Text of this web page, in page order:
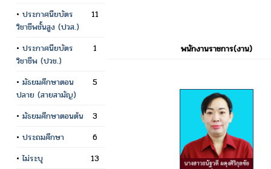
• ประกาศนียบัตร
วิชาชีพชั้นสูง (ปวส.)
11
• ประกาศนียบัตร
วิชาชีพ (ปวช.)
1
• มัธยมศึกษาตอน
ปลาย (สายสามัญ)
5
• มัธยมศึกษาตอนต้น
3
• ประถมศึกษา
6
•ไม่ระบุ 13
พนักงานราชการ(งาน)